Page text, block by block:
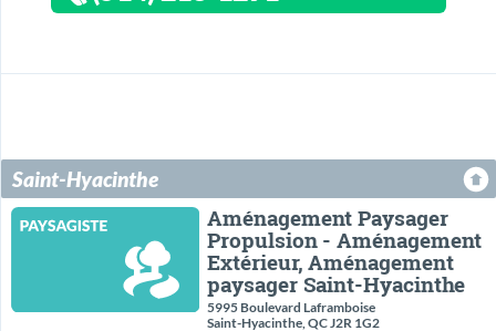
Saint-Hyacinthe
Aménagement Paysager
Propulsion - Aménagement
Extérieur, Aménagement
paysager Saint-Hyacinthe
5995 Boulevard Laframboise
Saint-Hyacinthe, QC J2R 1G2